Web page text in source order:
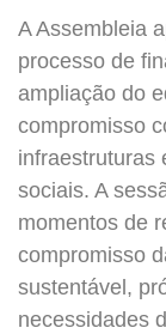
A Assembleia
processo de
ampliação do
compromisso
infraestruturas
sociais. A
momentos de
compromisso
sustentável,
necessidades